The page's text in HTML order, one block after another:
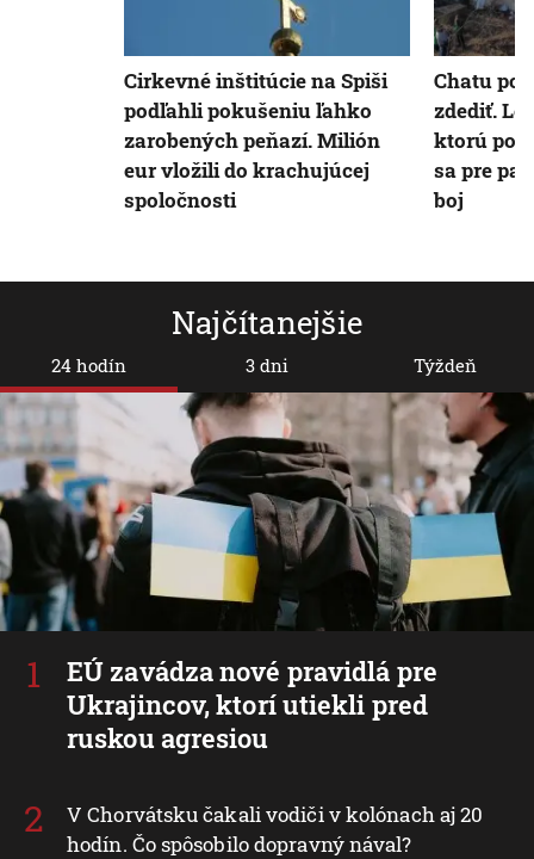
Najčítanejšie
24 hodín
EÚ zavádza nové pravidlá pre
Ukrajincov, ktorí utiekli pred
ruskou agresiou
V Chorvátsku čakali vodiči v kolónach aj 20
hodín. Čo spôsobilo dopravný nával?
3 dni Týždeň
Cirkevné inštitúcie na Spiši
podľahli pokušeniu ľahko
zarobených peňazí. Milión
eur vložili do krachujúcej
spoločnosti
Chatu po
zdediť.
ktorú
sa pre
boj